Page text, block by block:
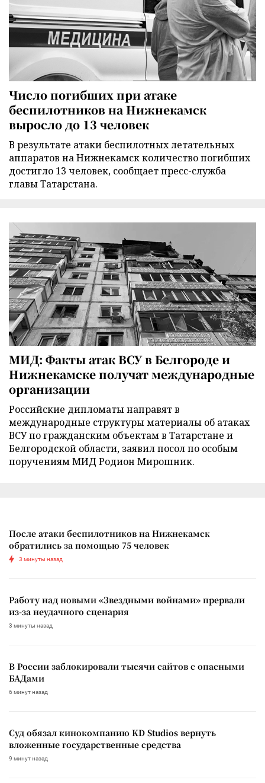
Число погибших при атаке
беспилотников на Нижнекамск
выросло до 13 человек
В результате атаки беспилотных летательных
аппаратов на Нижнекамск количество погибших
достигло 13 человек, сообщает пресс-служба
главы Татарстана.
МИД: Факты атак ВСУ в Белгороде и
Нижнекамске получат международные
организации
Российские дипломаты направят в
международные структуры материалы об атаках
ВСУ по гражданским объектам в Татарстане и
Белгородской области, заявил посол по особым
поручениям МИД Родион Мирошник.
После атаки беспилотников на Нижнекамск
обратились за помощью 75 человек
3 минуты назад
Работу над новыми «Звездными войнами» прервали
из-за неудачного сценария
3 минуты назад
В России заблокировали тысячи сайтов с опасными
БАДами
6 минут назад
Суд обязал кинокомпанию KD Studios вернуть
вложенные государственные средства
9 минут назад